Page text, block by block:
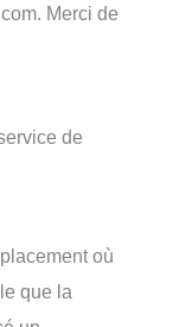
Merci de
de
où
que la